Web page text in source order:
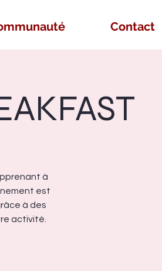
Contact
à
est
à des
activité.